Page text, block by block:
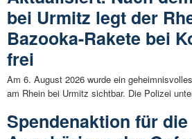
bei Urmitz legt der
Bazooka-Rakete bei
frei
Am 6. August 2026 wurde ein
am Rhein bei Urmitz sichtbar. Die Polizei
Spendenaktion für die